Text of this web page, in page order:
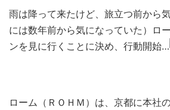
雨は降って来たけど、旅立つ前から
には数年前から気になっていた）ロ
ンを見に行くことに決め、行動開始…
ローム（ＲＯＨＭ）は、京都に本社